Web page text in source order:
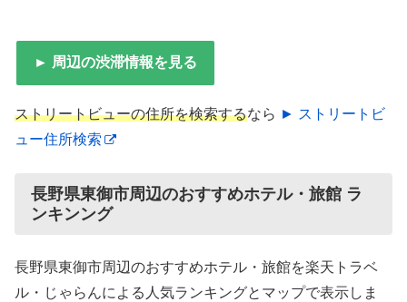
► 周辺の渋滞情報を見る
ストリートビューの住所を検索するなら ► ストリートビ
ュー住所検索
長野県東御市周辺のおすすめホテル・旅館 ラ
ンキンング
長野県東御市周辺のおすすめホテル・旅館を楽天トラベ
ル・じゃらんによる人気ランキングとマップで表示しま